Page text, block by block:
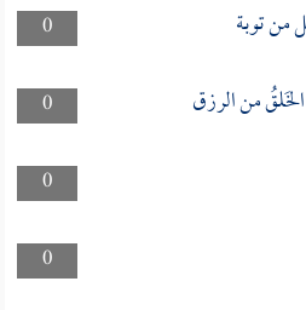
0 توبة
0
0
0